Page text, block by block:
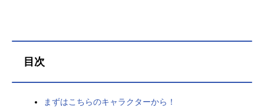
目次
まずはこちらのキャラクターから！